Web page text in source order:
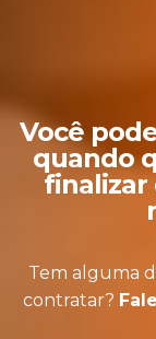
Você
quando
finalizar
Tem alguma
contratar?